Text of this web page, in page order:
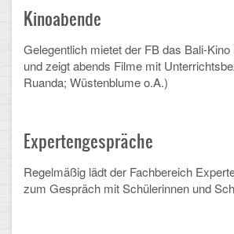
FÄCHER
Deutsch und Fremdsprachen
Ethik, Philosophie und Religion
Musische Fächer
Kinoabende
Gelegentlich mietet der FB das Bali-
und zeigt abends Filme mit
Ruanda; Wüstenblume o.A.)
Expertengespräche
Regelmäßig lädt der Fachbereich
zum Gespräch mitSchülerinnen und